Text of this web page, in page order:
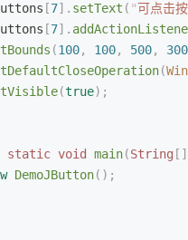
[7]. setText ( "可点击
[7].
(100, 100, 500, 300
(
(true);
static void main(String []
DemoJButton();